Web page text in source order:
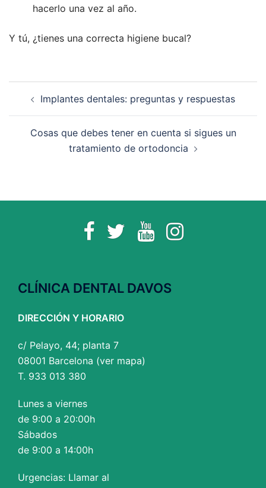
hacerlo una vez al año.
Y tú, ¿tienes una correcta higiene bucal?
Implantes dentales: preguntas y respuestas
Cosas que debes tener en cuenta si sigues un
tratamiento de ortodoncia
FacebookTwitter YouTubeInstagram
CLÍNICA DENTAL DAVOS
DIRECCIÓN Y HORARIO
c/ Pelayo, 44; planta 7
08001 Barcelona (ver mapa)
T. 933 013 380
Lunes a viernes
de 9:00 a 20:00h
Sábados
de 9:00 a 14:00h
Urgencias: Llamar al